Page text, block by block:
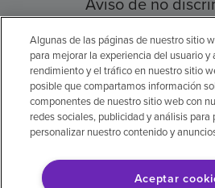
© 2026 Encompass
Preferencias de
Algunas de las páginas de nuestro sitio
para mejorar la experiencia del usuario y
rendimiento y el tráfico en nuestro sitio
posible que compartamos información
componentes de nuestro sitio web con
redes sociales, publicidad y análisis para
personalizar nuestro contenido y
Aceptar